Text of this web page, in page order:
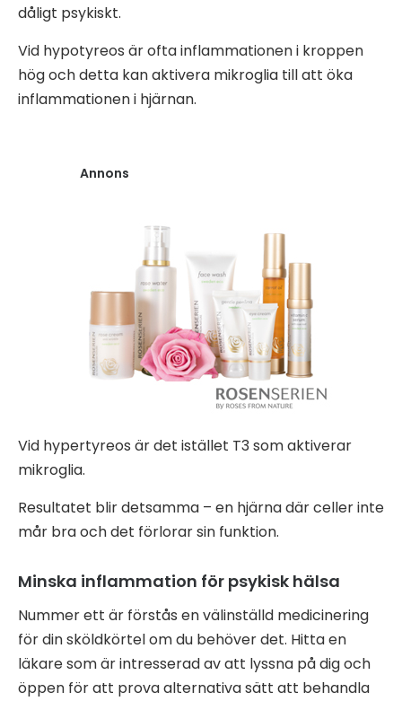
dåligt psykiskt.
Vid hypotyreos är ofta inflammationen i kroppen
hög och detta kan aktivera mikroglia till att öka
inflammationen i hjärnan.
Annons
Vid hypertyreos är det istället T3 som aktiverar
mikroglia.
Resultatet blir detsamma – en hjärna där celler inte
mår bra och det förlorar sin funktion.
Minska inflammation för psykisk hälsa
Nummer ett är förstås en välinställd medicinering
för din sköldkörtel om du behöver det. Hitta en
läkare som är intresserad av att lyssna på dig och
öppen för att prova alternativa sätt att behandla